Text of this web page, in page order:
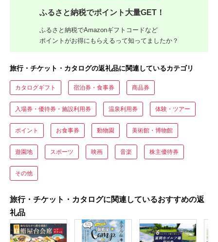
ふるさと納税でポイント大量GET！
ふるさと納税でAmazonギフトコードなど
ポイントがお得にもらえるって知ってましたか？
旅行・チケット・カタログの返礼品に関連しているカテゴリ
カタログギフト 宿泊券・食事券 商品券
入場券・優待券・施設利用券 温泉利用券 体験・ツアー
ポイント お食事券 動物園 美術館・博物館
遊園地 スポーツ 映画 音楽 株主優待券
その他
旅行・チケット・カタログに関連しているおすすめの返
礼品